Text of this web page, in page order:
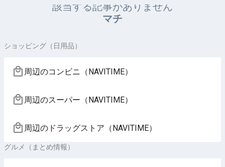
該当する記事がありません
マチ
ショッピング（日用品）
周辺のコンビニ（NAVITIME）
周辺のスーパー（NAVITIME）
周辺のドラッグストア（NAVITIME）
グルメ（まとめ情報）